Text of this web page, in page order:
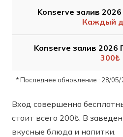
Konserve залив
Каждый
Konserve залив 2026
300₺
* Последнее обновление : 28/05/
Вход совершенно
стоит всего 200₺. В
вкусные блюда и напитки.